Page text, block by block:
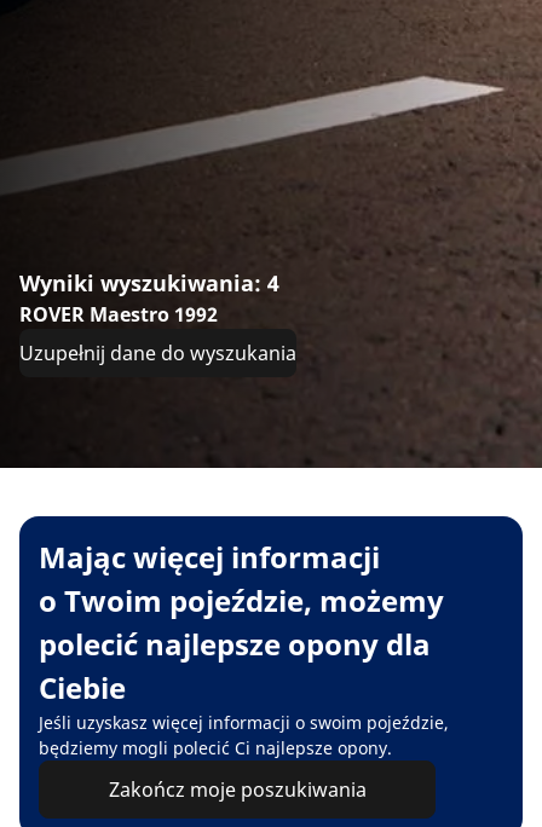
Wyniki wyszukiwania: 4
ROVER Maestro 1992
Uzupełnij dane do wyszukania
Mając więcej informacji
o Twoim pojeździe, możemy
polecić najlepsze opony dla
Ciebie
Jeśli uzyskasz więcej informacji o swoim pojeździe,
będziemy mogli polecić Ci najlepsze opony.
Zakończ moje poszukiwania